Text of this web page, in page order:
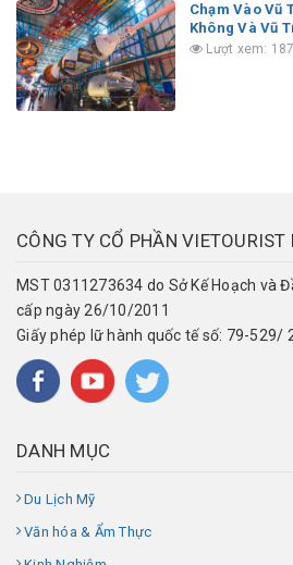
Chạm Vào Vũ
Không Và Vũ
Lượt xem:
CÔNG TY CỔ PHẦN VIETOURIST
MST 0311273634 do Sở Kế Hoạch và
cấp ngày 26/10/2011
Giấy phép lữ hành quốc tế số: 79-529/
DANH MỤC
Du Lịch Mỹ
Văn hóa & Ẩm Thực